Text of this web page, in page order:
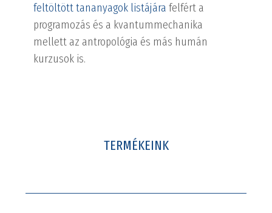
feltöltött tananyagok listájára felfért a
programozás és a kvantummechanika
mellett az antropológia és más humán
kurzusok is.
TERMÉKEINK